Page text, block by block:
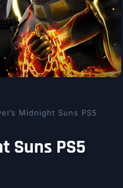
Midnight Suns PS5
Suns PS5